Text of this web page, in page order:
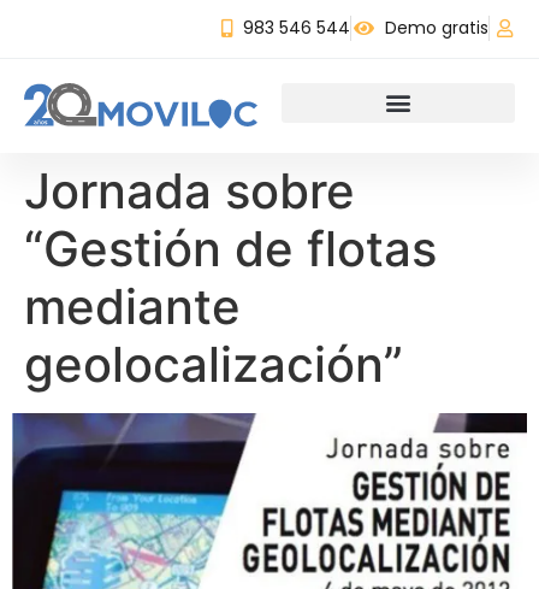
983 546 544 Demo gratis
Jornada sobre
“Gestión de flotas
mediante
geolocalización”